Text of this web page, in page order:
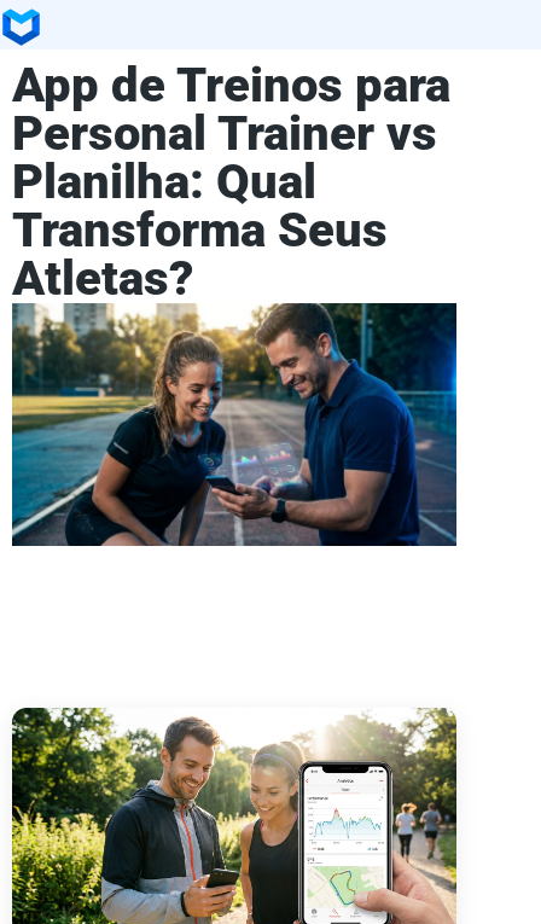
App de Treinos para
Personal Trainer vs
Planilha: Qual
Transforma Seus
Atletas?